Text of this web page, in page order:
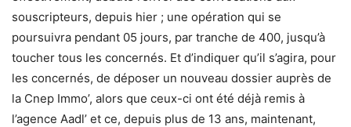
souscripteurs, depuis hier ; une opération qui se
poursuivra pendant 05 jours, par tranche de 400, jusqu’à
toucher tous les concernés. Et d’indiquer qu’il s’agira, pour
les concernés, de déposer un nouveau dossier auprès de
la Cnep Immo’, alors que ceux-ci ont été déjà remis à
l’agence Aadl’ et ce, depuis plus de 13 ans, maintenant,